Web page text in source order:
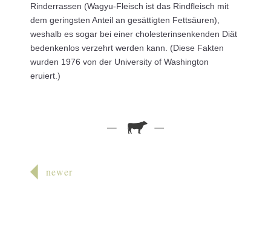
Rinderrassen (Wagyu-Fleisch ist das Rindfleisch mit
dem geringsten Anteil an gesättigten Fettsäuren),
weshalb es sogar bei einer cholesterinsenkenden Diät
bedenkenlos verzehrt werden kann. (Diese Fakten
wurden 1976 von der University of Washington
eruiert.)
newer